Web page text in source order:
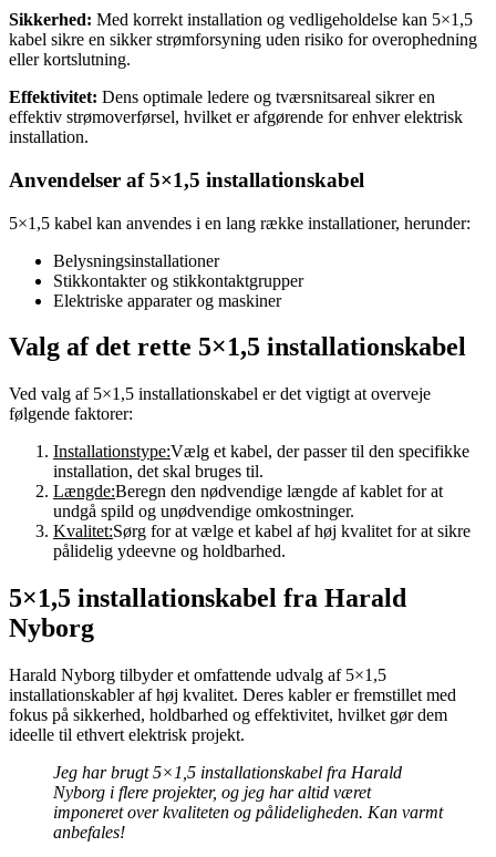
Sikkerhed: Med korrekt installation og vedligeholdelse kan 5×1,5
kabel sikre en sikker strømforsyning uden risiko for overophedning
eller kortslutning.
Effektivitet: Dens optimale ledere og tværsnitsareal sikrer en
effektiv strømoverførsel, hvilket er afgørende for enhver elektrisk
installation.
Anvendelser af 5×1,5 installationskabel
5×1,5 kabel kan anvendes i en lang række installationer, herunder:
Belysningsinstallationer
Stikkontakter og stikkontaktgrupper
Elektriske apparater og maskiner
Valg af det rette 5×1,5 installationskabel
Ved valg af 5×1,5 installationskabel er det vigtigt at overveje
følgende faktorer:
Installationstype:Vælg et kabel, der passer til den specifikke
installation, det skal bruges til.
Længde:Beregn den nødvendige længde af kablet for at
undgå spild og unødvendige omkostninger.
Kvalitet:Sørg for at vælge et kabel af høj kvalitet for at sikre
pålidelig ydeevne og holdbarhed.
5×1,5 installationskabel fra Harald
Nyborg
Harald Nyborg tilbyder et omfattende udvalg af 5×1,5
installationskabler af høj kvalitet. Deres kabler er fremstillet med
fokus på sikkerhed, holdbarhed og effektivitet, hvilket gør dem
ideelle til ethvert elektrisk projekt.
Jeg har brugt 5×1,5 installationskabel fra Harald
Nyborg i flere projekter, og jeg har altid været
imponeret over kvaliteten og pålideligheden. Kan varmt
anbefales!